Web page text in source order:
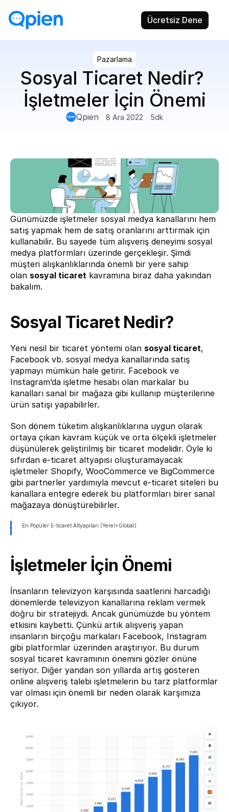
Ücretsiz Dene
Pazarlama
Sosyal Ticaret Nedir?
İşletmeler İçin Önemi
Qpien 8 Ara 2022 5dk
Günümüzde işletmeler sosyal medya kanallarını hem
satış yapmak hem de satış oranlarını arttırmak için
kullanabilir. Bu sayede tüm alışveriş deneyimi sosyal
medya platformları üzerinde gerçekleşir. Şimdi
müşteri alışkanlıklarında önemli bir yere sahip
olan sosyal ticaret kavramına biraz daha yakından
bakalım.
Sosyal Ticaret Nedir?
Yeni nesil bir ticaret yöntemi olan sosyal ticaret,
Facebook vb. sosyal medya kanallarında satış
yapmayı mümkün hale getirir. Facebook ve
Instagram’da işletme hesabı olan markalar bu
kanalları sanal bir mağaza gibi kullanıp müşterilerine
ürün satışı yapabilirler.
Son dönem tüketim alışkanlıklarına uygun olarak
ortaya çıkan kavram küçük ve orta ölçekli işletmeler
düşünülerek geliştirilmiş bir ticaret modelidir. Öyle ki
sıfırdan e-ticaret altyapısı oluşturamayacak
işletmeler Shopify, WooCommerce ve BigCommerce
gibi partnerler yardımıyla mevcut e-ticaret siteleri bu
kanallara entegre ederek bu platformları birer sanal
mağazaya dönüştürebilirler.
En Popüler E-ticaret Altyapıları (Yerel+Global)
İşletmeler İçin Önemi
İnsanların televizyon karşısında saatlerini harcadığı
dönemlerde televizyon kanallarına reklam vermek
doğru bir stratejiydi. Ancak günümüzde bu yöntem
etkisini kaybetti. Çünkü artık alışveriş yapan
insanların birçoğu markaları Facebook, Instagram
gibi platformlar üzerinden araştırıyor. Bu durum
sosyal ticaret kavramının önemini gözler önüne
seriyor. Diğer yandan son yıllarda artış gösteren
online alışveriş talebi işletmelerin bu tarz platformlar
var olması için önemli bir neden olarak karşımıza
çıkıyor.